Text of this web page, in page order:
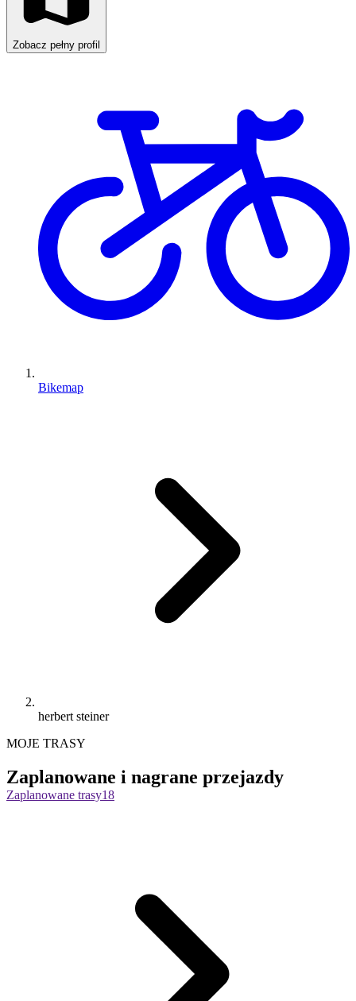
Zobacz pełny profil
Bikemap
herbert steiner
MOJE TRASY
Zaplanowane i nagrane przejazdy
Zaplanowane trasy18